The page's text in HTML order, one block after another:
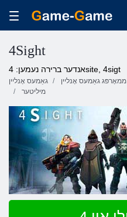
4Sight
אנדער ברירה נעמען: 4site, 4sigt
גאַמעס אָנליין ממאָרפּג גאַמעס אָנליין
מיליטער